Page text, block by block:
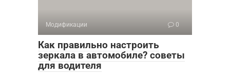
Модификации 0
Как правильно настроить
зеркала в автомобиле? советы
для водителя